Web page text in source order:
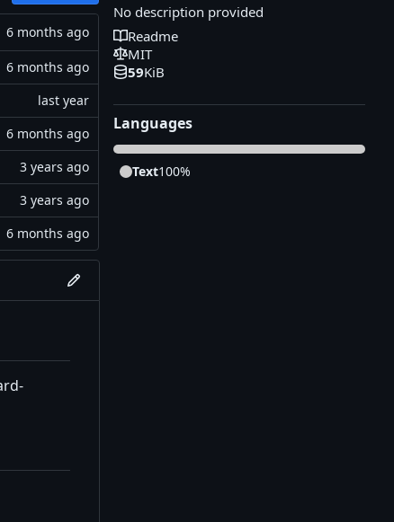
No description provided
Readme
MIT
59KiB
Languages
Text100%